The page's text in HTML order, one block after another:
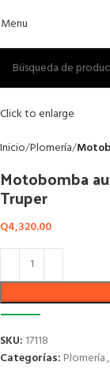
Menu
Click to enlarge
Inicio Plomería
Motobomba
Truper
Q4,320.00
SKU: 17118
Categorías: Plomería,